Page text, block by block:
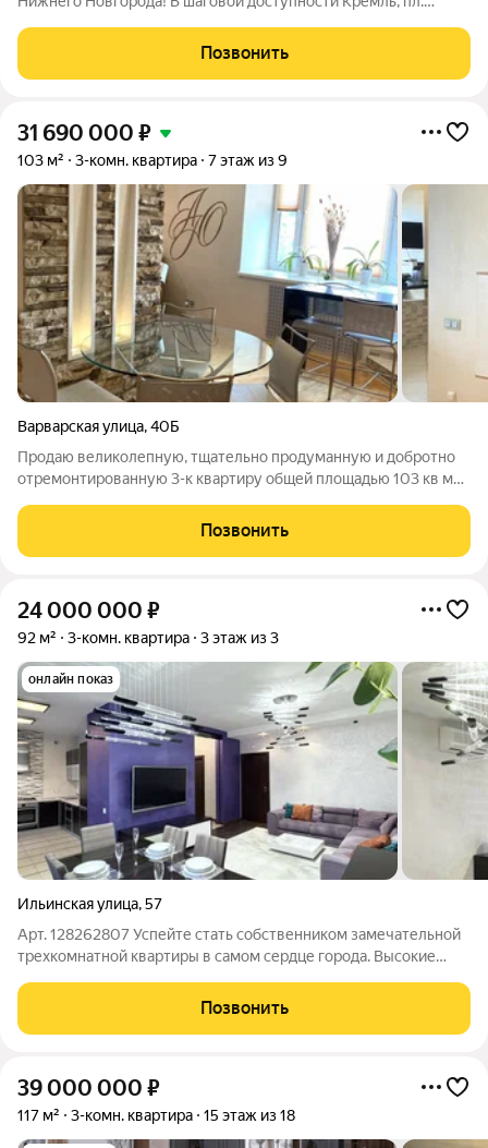
хороший ремонт с заменой электрики, сантехники, системы
отопления. Установлена
Позвонить
31 690 000 ₽
103 м² 3-комн. квартира 7 этаж из 9
Варварская улица,40Б
Продаю великолепную, тщательно продуманную и добротно
отремонтированную 3-к квартиру общей площадью 103 кв м
расположен на второй линии в тихом дворе, шума от дороги
нет! В квартире просторная кухня-
Позвонить
24 000 000 ₽
92 м² 3-комн. квартира 3 этаж из 3
онлайн показ
Ильинская улица,57
Арт. 128262807 Успейте стать собственником замечательной
трехкомнатной квартиры в самом сердце города. Высокие
газовый котел, хороший ремонт, теплые полы, качественные
техника и мебель, балкон
Позвонить
39 000 000 ₽
117 м² 3-комн. квартира 15 этаж из 18